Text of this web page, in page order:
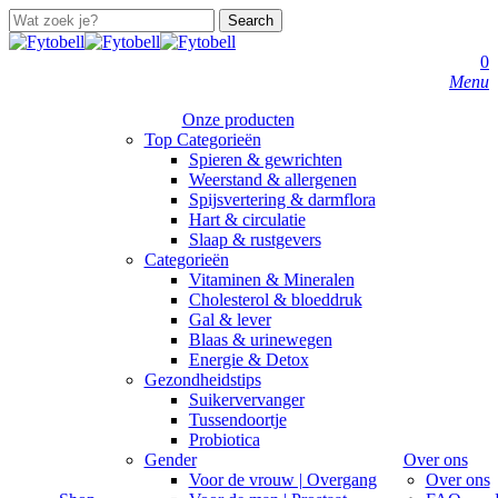
Skip
to
main
Search
Close
0
Menu
Onze producten
Top Categorieën
Spieren & gewrichten
Weerstand & allergenen
Spijsvertering & darmflora
Hart & circulatie
Slaap & rustgevers
Categorieën
Vitaminen & Mineralen
Cholesterol & bloeddruk
Gal & lever
Blaas & urinewegen
Energie & Detox
Gezondheidstips
Suikervervanger
Tussendoortje
Probiotica
Gender
Voor de vrouw | Overgang
Over ons
Over ons